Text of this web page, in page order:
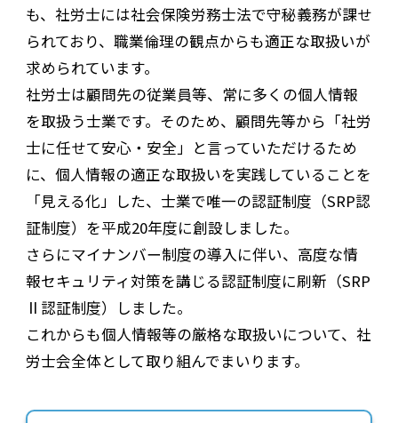
も、社労士には社会保険労務士法で守秘義務が課せ
られており、職業倫理の観点からも適正な取扱いが
求められています。
社労士は顧問先の従業員等、常に多くの個人情報
を取扱う士業です。そのため、顧問先等から「社労
士に任せて安心・安全」と言っていただけるため
に、個人情報の適正な取扱いを実践していることを
「見える化」した、士業で唯一の認証制度（SRP認
証制度）を平成20年度に創設しました。
さらにマイナンバー制度の導入に伴い、高度な情
報セキュリティ対策を講じる認証制度に刷新（SRP
Ⅱ認証制度）しました。
これからも個人情報等の厳格な取扱いについて、社
労士会全体として取り組んでまいります。